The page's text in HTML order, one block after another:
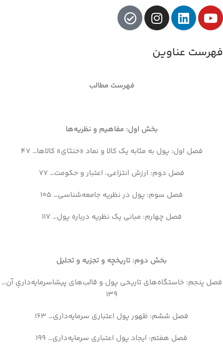
فهرست عناوین
فهرست مطالب
بخش اول: مفاهیم و نظریه‌ها
فصل اول: پول به مثابه یک کالا و نماد «خنثای» کالاها… 47
فصل دوم: ارزش انتزاعی، اعتبار و حکومت… 77
فصل سوم: پول در نظریه جامعه‌شناسی… 105
فصل چهارم: مبانی یک نظریه درباره پول… 117
بخش دوم: تاریخچه و تجزیه و تحلیل
فصل پنجم: خاستگاه‌های تاریخی پول و قالب‌های پیشاسرمایه‌داریِ آن…
139
فصل ششم: ظهور پول اعتباری سرمایه‌داری… 163
فصل هفتم: ایجاد پول اعتباری سرمایه‌داری… 199